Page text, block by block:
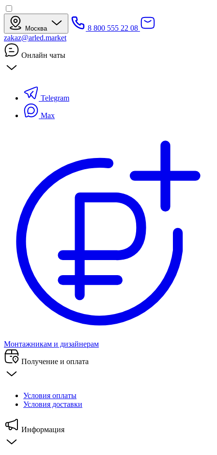
Москва
8 800 555 22 08
zakaz@arled.market
Онлайн чаты
Telegram
Max
Монтажникам и дизайнерам
Получение и оплата
Условия оплаты
Условия доставки
Информация